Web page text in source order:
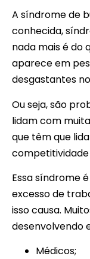
A síndrome de
conhecida,
nada mais é do
aparece em
desgastantes
Ou seja, são
lidam com
que têm que
competitividade
Essa síndrome
excesso de
isso causa.
desenvolvendo
Médicos;